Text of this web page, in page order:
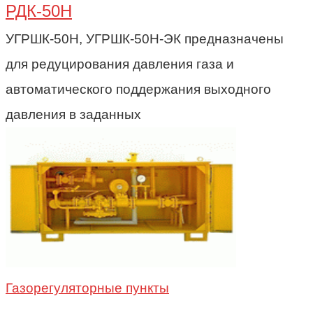
РДК-50Н
УГРШК-50Н, УГРШК-50Н-ЭК предназначены
для редуцирования давления газа и
автоматического поддержания выходного
давления в заданных
Газорегуляторные пункты